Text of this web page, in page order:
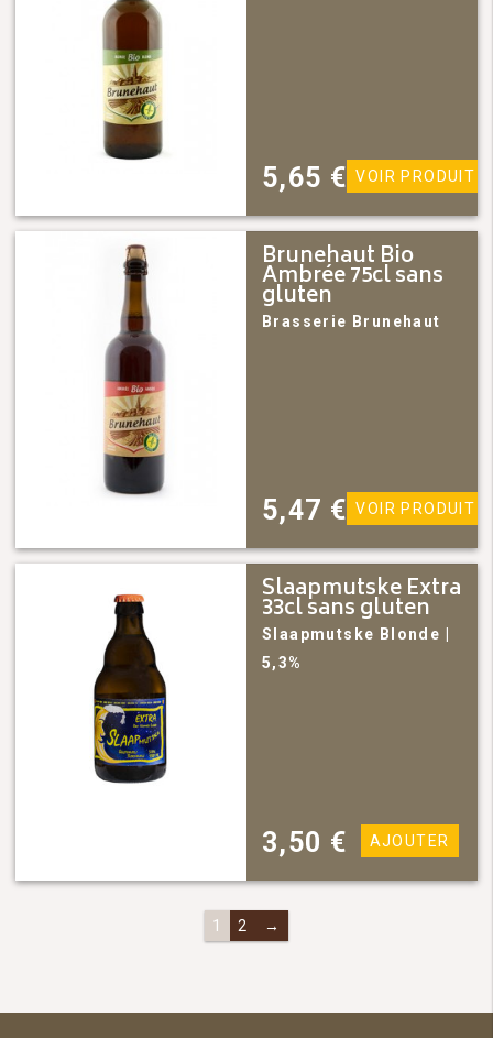
5,65 € VOIR PRODUIT
Brunehaut Bio
Ambrée 75cl sans
gluten
Brasserie Brunehaut
5,47 € VOIR PRODUIT
Slaapmutske Extra
33cl sans gluten
Slaapmutske Blonde
5,3%
3,50 € AJOUTER
1 2 →